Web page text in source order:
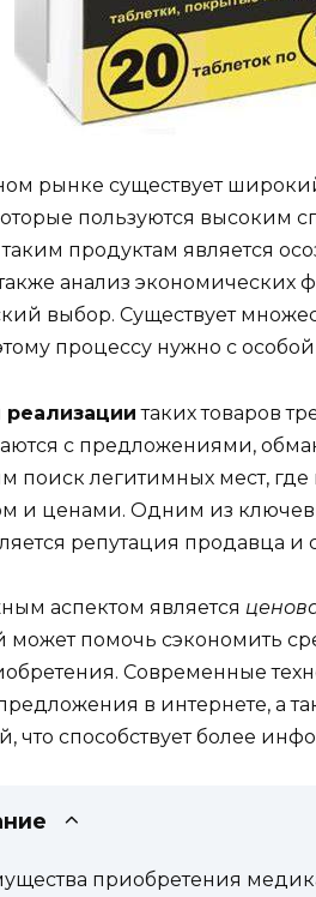
рынке существует
пользуются высоким
продуктам является
анализ экономических
выбор. Существует
процессу нужно с
таких товаров
с предложениями,
поиск легитимных мест,
и ценами. Одним из
репутация продавца и
аспектом является
помочь сэкономить
Современные
в интернете, а
что способствует более
приобретения